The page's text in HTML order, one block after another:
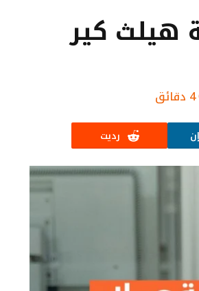
هيلث كير
4 دقائق
رديت